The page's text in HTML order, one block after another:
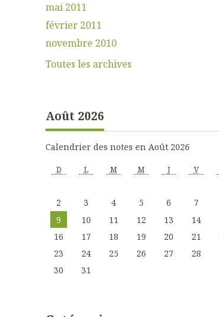
mai 2011
février 2011
novembre 2010
Toutes les archives
Août 2026
Calendrier des notes en Août 2026
D L M M J V
2
3 4 5 6 7
9
10 11 12 13 14
16
17 18 19 20 21
23
24 25 26 27 28
30
31